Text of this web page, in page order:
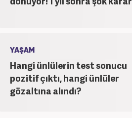
YAŞAM
Hangi ünlülerin test sonucu
pozitif çıktı, hangi ünlüler
gözaltına alındı?